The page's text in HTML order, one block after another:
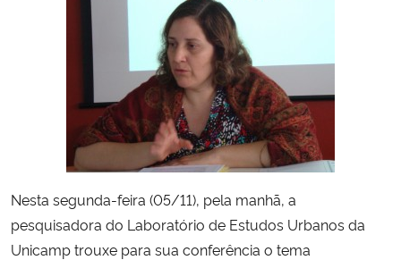
Gabinete de Segurança Institucional
Advocacia-Geral da União
Banco Central do Brasil
Nesta segunda-feira (05/11), pela manhã, a
pesquisadora do Laboratório de Estudos Urbanos da
Unicamp trouxe para sua conferência o tema